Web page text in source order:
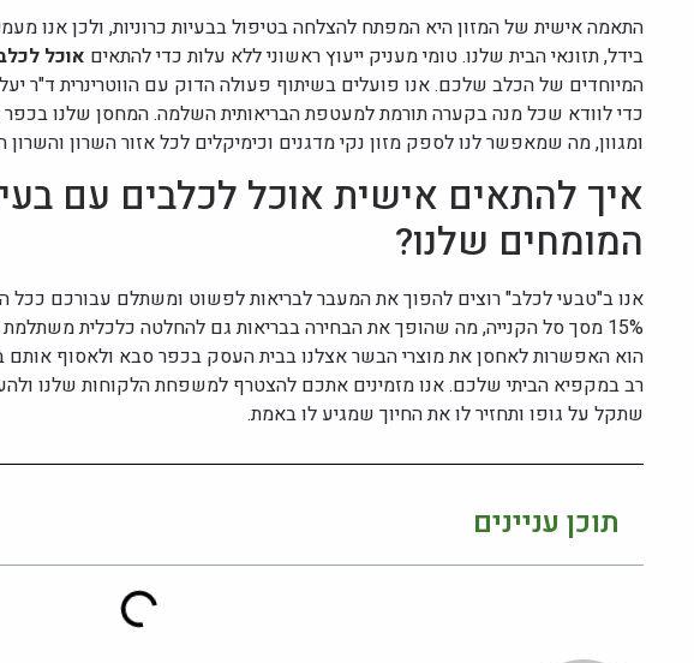
התאמה אישית של המזון היא המפתח להצלחה בטיפול בבעיות כרוניות, ולכן אנו
בידל, תזונאי הבית שלנו. טומי מעניק ייעוץ ראשוני ללא עלות כדי להתאים אוכל
המיוחדים של הכלב שלכם. אנו פועלים בשיתוף פעולה הדוק עם הווטרינרית ד"ר יעל
כדי לוודא שכל מנה בקערה תורמת למעטפת הבריאותית השלמה. המחסן שלנו
ומגוון, מה שמאפשר לנו לספק מזון נקי מדגנים וכימיקלים לכל אזור השרון והשרון
איך להתאים אישית אוכל לכלבים עם
המומחים שלנו?
אנו ב"טבעי לכלב" רוצים להפוך את המעבר לבריאות לפשוט ומשתלם עבורכם ככל
15% מסך סל הקנייה, מה שהופך את הבחירה בבריאות גם להחלטה כלכלית
הוא האפשרות לאחסן את מוצרי הבשר אצלנו בבית העסק בכפר סבא ולאסוף אותם
רב במקפיא הביתי שלכם. אנו מזמינים אתכם להצטרף למשפחת הלקוחות שלנו
שתקל על גופו ותחזיר לו את החיוך שמגיע לו באמת.
תוכן עניינים